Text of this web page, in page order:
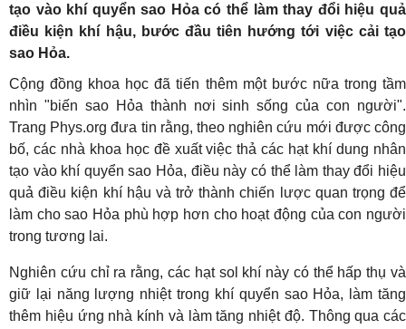
tạo vào khí quyển sao Hỏa có thể làm thay đổi hiệu quả
điều kiện khí hậu, bước đầu tiên hướng tới việc cải tạo
sao Hỏa.
Cộng đồng khoa học đã tiến thêm một bước nữa trong tầm
nhìn "biến sao Hỏa thành nơi sinh sống của con người".
Trang Phys.org đưa tin rằng, theo nghiên cứu mới được công
bố, các nhà khoa học đề xuất việc thả các hạt khí dung nhân
tạo vào khí quyển sao Hỏa, điều này có thể làm thay đổi hiệu
quả điều kiện khí hậu và trở thành chiến lược quan trọng để
làm cho sao Hỏa phù hợp hơn cho hoạt động của con người
trong tương lai.
Nghiên cứu chỉ ra rằng, các hạt sol khí này có thể hấp thụ và
giữ lại năng lượng nhiệt trong khí quyển sao Hỏa, làm tăng
thêm hiệu ứng nhà kính và làm tăng nhiệt độ. Thông qua các